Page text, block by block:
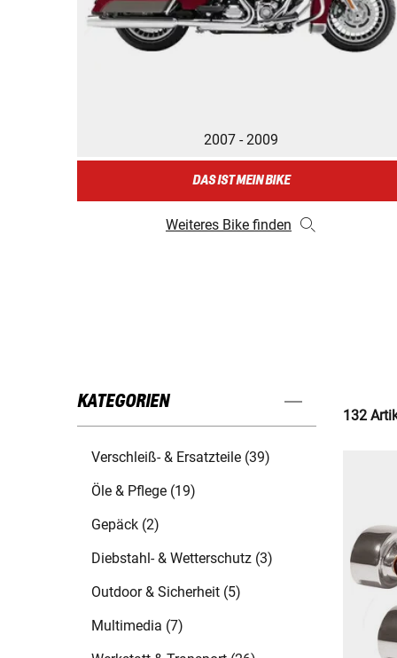
2007 - 2009
DAS IST MEIN BIKE
Weiteres Bike finden
KATEGORIEN
Verschleiß- & Ersatzteile (39)
Öle & Pflege (19)
Gepäck (2)
Diebstahl- & Wetterschutz (3)
Outdoor & Sicherheit (5)
Multimedia (7)
132